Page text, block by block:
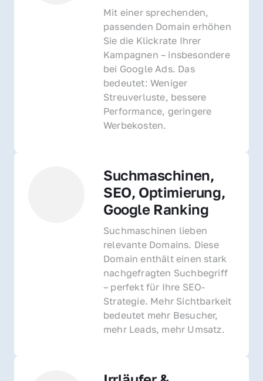
Mit einer sprechenden,
passenden Domain erhöhen
Sie die Klickrate Ihrer
Kampagnen – insbesondere
bei Google Ads. Das
bedeutet: Weniger
Streuverluste, bessere
Performance, geringere
Werbekosten.
Suchmaschinen,
SEO, Optimierung,
Google Ranking
Suchmaschinen lieben
relevante Domains. Diese
Domain enthält einen stark
nachgefragten Suchbegriff
– perfekt für Ihre SEO-
Strategie. Mehr Sichtbarkeit
bedeutet mehr Besucher,
mehr Leads, mehr Umsatz.